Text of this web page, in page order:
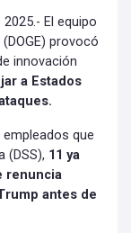
2025.- El equipo
provocó
innovación
a Estados
que
(DSS), 11 ya
renuncia
antes de